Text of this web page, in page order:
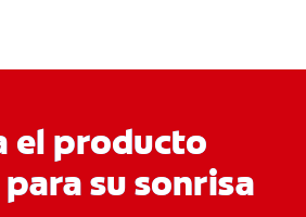
el producto
su sonrisa